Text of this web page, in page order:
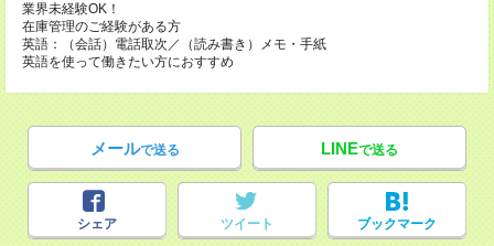
業界未経験OK！
在庫管理のご経験がある方
英語：（会話）電話取次／（読み書き）メモ・手紙
英語を使って働きたい方におすすめ
メールで送る LINEで送る
シェア ツイート ブックマーク